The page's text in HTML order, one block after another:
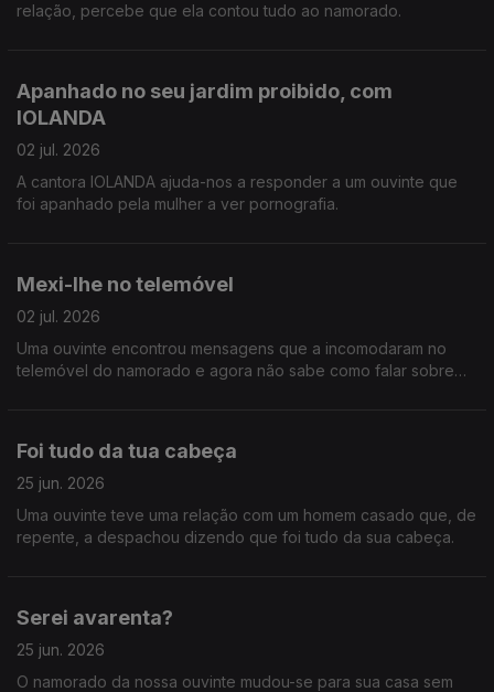
relação, percebe que ela contou tudo ao namorado.
Apanhado no seu jardim proibido, com
IOLANDA
02 jul. 2026
A cantora IOLANDA ajuda-nos a responder a um ouvinte que
foi apanhado pela mulher a ver pornografia.
Mexi-lhe no telemóvel
02 jul. 2026
Uma ouvinte encontrou mensagens que a incomodaram no
telemóvel do namorado e agora não sabe como falar sobre
Foi tudo da tua cabeça
25 jun. 2026
Uma ouvinte teve uma relação com um homem casado que, de
repente, a despachou dizendo que foi tudo da sua cabeça.
Serei avarenta?
25 jun. 2026
O namorado da nossa ouvinte mudou-se para sua casa sem